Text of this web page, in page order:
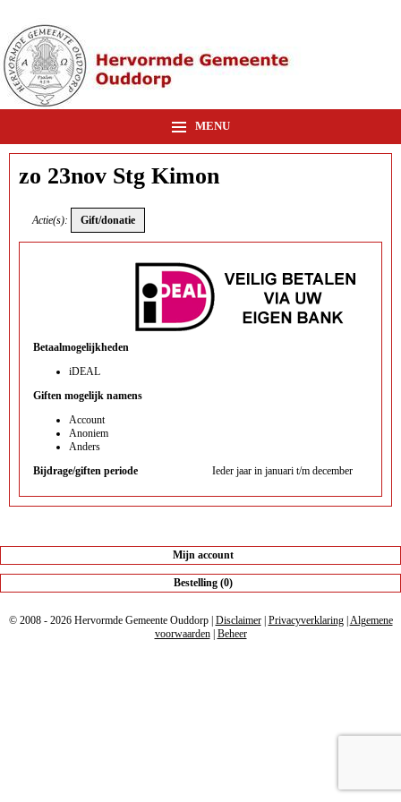
MENU
zo 23nov Stg Kimon
Actie(s):
Betaalmogelijkheden
iDEAL
Giften mogelijk namens
Account
Anoniem
Anders
Bijdrage/giften periode
Ieder jaar in januari t/m december
Mijn account
Bestelling (0)
© 2008 - 2026 Hervormde Gemeente Ouddorp | Disclaimer| Privacyverklaring| Algemene
voorwaarden| Beheer